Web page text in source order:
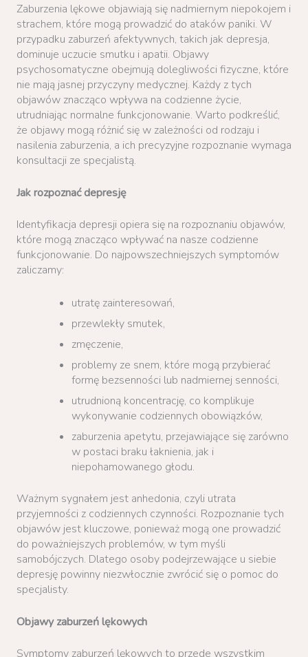
Zaburzenia lękowe objawiają się nadmiernym niepokojem i
strachem, które mogą prowadzić do ataków paniki. W
przypadku zaburzeń afektywnych, takich jak depresja,
dominuje uczucie smutku i apatii. Objawy
psychosomatyczne obejmują dolegliwości fizyczne, które
nie mają jasnej przyczyny medycznej. Każdy z tych
objawów znacząco wpływa na codzienne życie,
utrudniając normalne funkcjonowanie. Warto podkreślić,
że objawy mogą różnić się w zależności od rodzaju i
nasilenia zaburzenia, a ich precyzyjne rozpoznanie wymaga
konsultacji ze specjalistą.
Jak rozpoznać depresję
Identyfikacja depresji opiera się na rozpoznaniu objawów,
które mogą znacząco wpływać na nasze codzienne
funkcjonowanie. Do najpowszechniejszych symptomów
zaliczamy:
utratę zainteresowań,
przewlekły smutek,
zmęczenie,
problemy ze snem, które mogą przybierać
formę bezsenności lub nadmiernej senności,
utrudnioną koncentrację, co komplikuje
wykonywanie codziennych obowiązków,
zaburzenia apetytu, przejawiające się zarówno
w postaci braku łaknienia, jak i
niepohamowanego głodu.
Ważnym sygnałem jest anhedonia, czyli utrata
przyjemności z codziennych czynności. Rozpoznanie tych
objawów jest kluczowe, ponieważ mogą one prowadzić
do poważniejszych problemów, w tym myśli
samobójczych. Dlatego osoby podejrzewające u siebie
depresję powinny niezwłocznie zwrócić się o pomoc do
specjalisty.
Objawy zaburzeń lękowych
Symptomy zaburzeń lękowych to przede wszystkim